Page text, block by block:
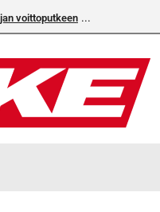
voittoputkeen